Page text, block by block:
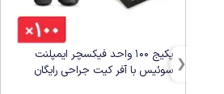
پکیج 100 واحد فیکسچر ایمپلنت
سوئیس با آفر کیت جراحی رایگان